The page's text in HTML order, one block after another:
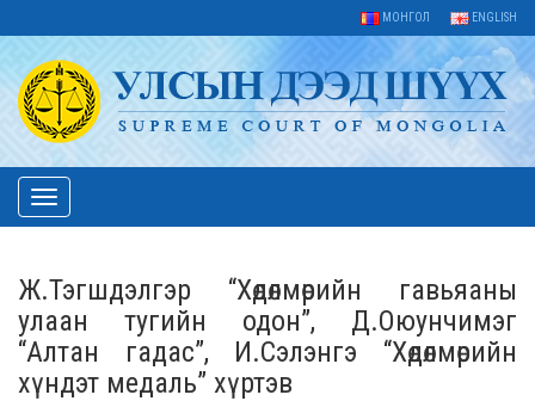
МОНГОЛ ENGLISH
Toggle
navigation
Ж.Тэгшдэлгэр “Хөдөлмөрийн гавьяаны
улаан тугийн одон”, Д.Оюунчимэг
“Алтан гадас”, И.Сэлэнгэ “Хөдөлмөрийн
хүндэт медаль” хүртэв